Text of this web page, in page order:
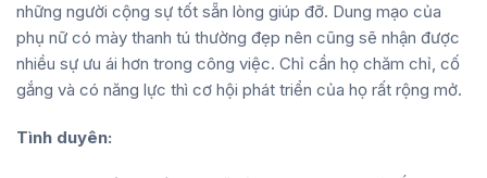
những người cộng sự tốt sẵn lòng giúp đỡ. Dung mạo của
phụ nữ có mày thanh tú thường đẹp nên cũng sẽ nhận được
nhiều sự ưu ái hơn trong công việc. Chỉ cần họ chăm chỉ, cố
gắng và có năng lực thì cơ hội phát triển của họ rất rộng mở.
Tình duyên: